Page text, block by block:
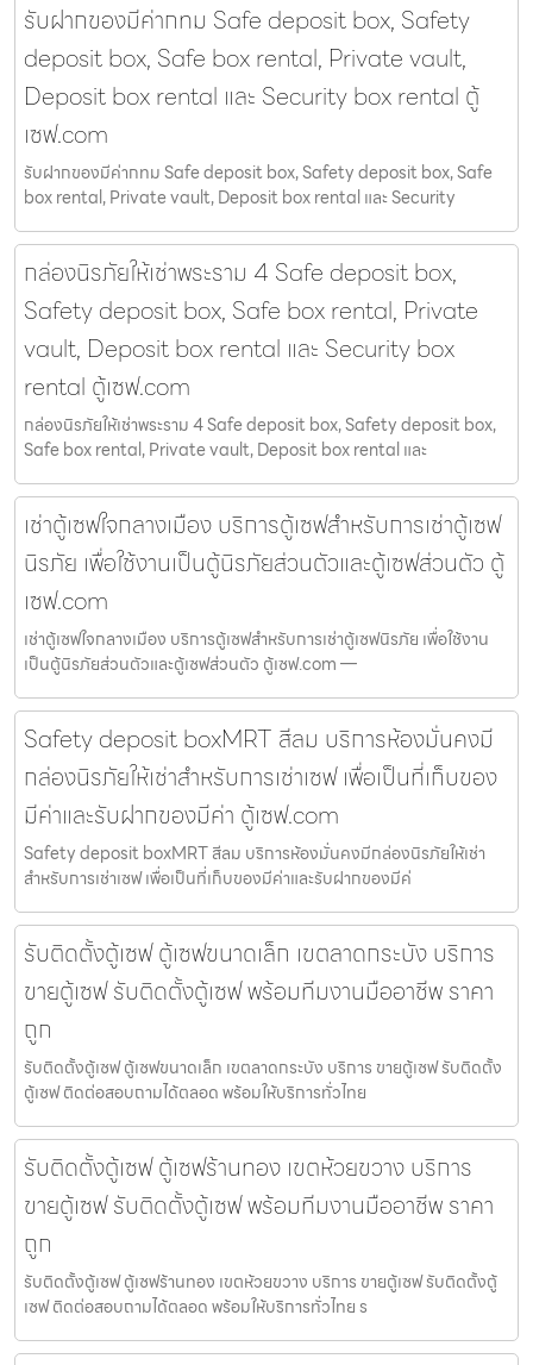
รับฝากของมีค่ากทม Safe deposit box, Safety
deposit box, Safe box rental, Private vault,
Deposit box rental และ Security box rental ตู้
เซฟ.com
รับฝากของมีค่ากทม Safe deposit box, Safety deposit box, Safe
box rental, Private vault, Deposit box rental และ Security
กล่องนิรภัยให้เช่าพระราม 4 Safe deposit box,
Safety deposit box, Safe box rental, Private
vault, Deposit box rental และ Security box
rental ตู้เซฟ.com
กล่องนิรภัยให้เช่าพระราม 4 Safe deposit box, Safety deposit box,
Safe box rental, Private vault, Deposit box rental และ
เช่าตู้เซฟใจกลางเมือง บริการตู้เซฟสำหรับการเช่าตู้เซฟ
นิรภัย เพื่อใช้งานเป็นตู้นิรภัยส่วนตัวและตู้เซฟส่วนตัว ตู้
เซฟ.com
เช่าตู้เซฟใจกลางเมือง บริการตู้เซฟสำหรับการเช่าตู้เซฟนิรภัย เพื่อใช้งาน
เป็นตู้นิรภัยส่วนตัวและตู้เซฟส่วนตัว ตู้เซฟ.com —
Safety deposit boxMRT สีลม บริการห้องมั่นคงมี
กล่องนิรภัยให้เช่าสำหรับการเช่าเซฟ เพื่อเป็นที่เก็บของ
มีค่าและรับฝากของมีค่า ตู้เซฟ.com
Safety deposit boxMRT สีลม บริการห้องมั่นคงมีกล่องนิรภัยให้เช่า
สำหรับการเช่าเซฟ เพื่อเป็นที่เก็บของมีค่าและรับฝากของมีค่
รับติดตั้งตู้เซฟ ตู้เซฟขนาดเล็ก เขตลาดกระบัง บริการ
ขายตู้เซฟ รับติดตั้งตู้เซฟ พร้อมทีมงานมืออาชีพ ราคา
ถูก
รับติดตั้งตู้เซฟ ตู้เซฟขนาดเล็ก เขตลาดกระบัง บริการ ขายตู้เซฟ รับติดตั้ง
ตู้เซฟ ติดต่อสอบถามได้ตลอด พร้อมให้บริการทั่วไทย
รับติดตั้งตู้เซฟ ตู้เซฟร้านทอง เขตห้วยขวาง บริการ
ขายตู้เซฟ รับติดตั้งตู้เซฟ พร้อมทีมงานมืออาชีพ ราคา
ถูก
รับติดตั้งตู้เซฟ ตู้เซฟร้านทอง เขตห้วยขวาง บริการ ขายตู้เซฟ รับติดตั้งตู้
เซฟ ติดต่อสอบถามได้ตลอด พร้อมให้บริการทั่วไทย ร